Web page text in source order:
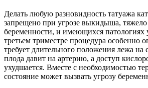
Делать любую разновидность татуажа
запрещено при угрозе выкидыша,
беременности, и имеющихся
третьем триместре процедура особенно
требует длительного положения лежа
плода давит на артерию, а доступ
ухудшается. Вместе с необходимостью
состояние может вызвать угрозу